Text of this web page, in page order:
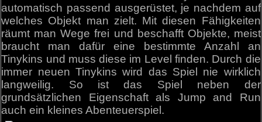
automatisch passend ausgerüstet, je nachdem auf
welches Objekt man zielt. Mit diesen Fähigkeiten
räumt man Wege frei und beschafft Objekte, meist
braucht man dafür eine bestimmte Anzahl an
Tinykins und muss diese im Level finden. Durch die
immer neuen Tinykins wird das Spiel nie wirklich
langweilig. So ist das Spiel neben der
grundsätzlichen Eigenschaft als Jump and Run
auch ein kleines Abenteuerspiel.